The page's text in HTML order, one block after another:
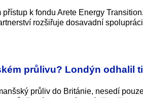
k fondu Arete Energy
rozšiřuje dosavadní
průlivu? Londýn odhalil
průliv do Británie, nesedí